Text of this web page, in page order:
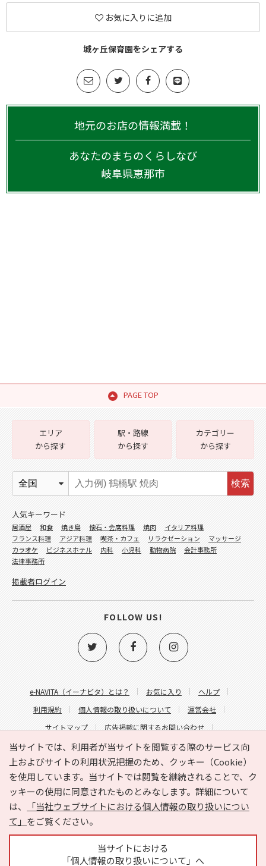
お気に入りに追加
城ヶ丘保育園をシェアする
地元のお店の情報満載！
あなたのまちのくらしなび
岐阜県恵那市
PAGE TOP
当サイトでは、利用者が当サイトを閲覧する際のサービス向
上およびサイトの利用状況把握のため、クッキー（Cookie）
を使用しています。当サイトでは閲覧を継続されることで、ク
ッキーの使用に同意されたものとみなします。詳細について
は、
「当社ウェブサイトにおける個人情報の取り扱いについ
て」 をご覧ください。
当サイトにおける
「個人情報の取り扱いについて」へ
e-NAVITA（イーナビタ）とは？ お気に入り
ヘルプ
利用規約
個人情報の取り扱いについて
運営会社
サイトマップ
広告掲載に関するお問い合わせ
サイトの内容に関するお問い合わせ
エリア
から探す
駅・路線
から探す
カテゴリー
から探す
検索
人気キーワード
居酒屋 和食 焼き鳥 懐石・会席料理 焼肉
イタリア料理
フランス料理
アジア料理 喫茶・カフェ リラクゼーション
マッサージ
カラオケ
ビジネスホテル 内科 小児科 動物病院
会計事務所
法律事務所
掲載者ログイン
FOLLOW US!
Copyright © HYOJITO.Co.,Ltd. All Rights Reserved.